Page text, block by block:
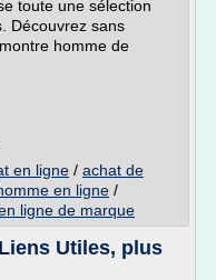
toute une sélection
Découvrez sans
homme de
en ligne / achat de
en ligne /
ligne de marque
Utiles, plus